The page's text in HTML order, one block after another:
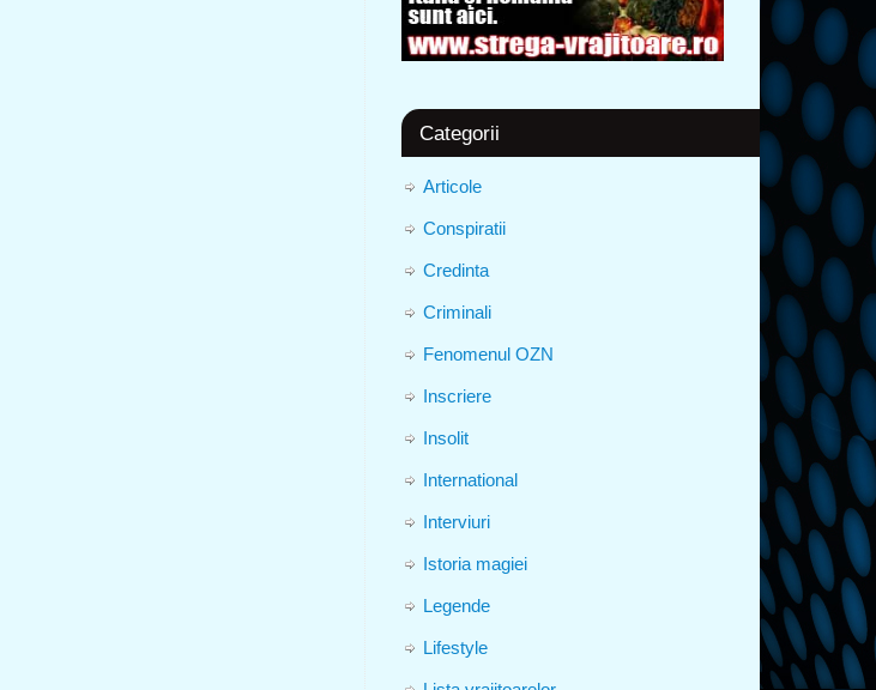
Categorii
Articole
Conspiratii
Credinta
Criminali
Fenomenul OZN
Inscriere
Insolit
International
Interviuri
Istoria magiei
Legende
Lifestyle